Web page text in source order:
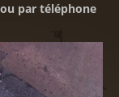
par téléphone